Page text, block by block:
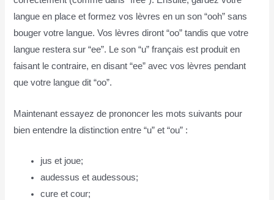
langue en place et formez vos lèvres en un son “ooh” sans
bouger votre langue. Vos lèvres diront “oo” tandis que votre
langue restera sur “ee”. Le son “u” français est produit en
faisant le contraire, en disant “ee” avec vos lèvres pendant
que votre langue dit “oo”.
Maintenant essayez de prononcer les mots suivants pour
bien entendre la distinction entre “u” et “ou” :
jus et joue;
audessus et audessous;
cure et cour;